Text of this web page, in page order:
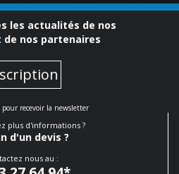
les actualités de nos
de nos partenaires
pour recevoir la newsletter
plus d'informations ?
d'un devis ?
nous au :